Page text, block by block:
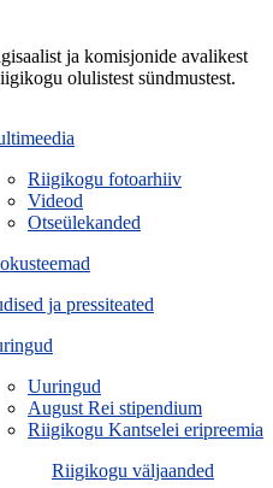
ja komisjonide avalikest
olulistest sündmustest.
Riigikogu fotoarhiiv
Videod
Otseülekanded
ja pressiteated
Uuringud
August Rei stipendium
Riigikogu Kantselei eripreemia
Riigikogu väljaanded